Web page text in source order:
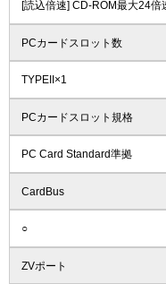
[読込倍速] CD-ROM最大24
PCカードスロット数
TYPEII×1
PCカードスロット規格
PC Card Standard準拠
CardBus
○
ZVポート